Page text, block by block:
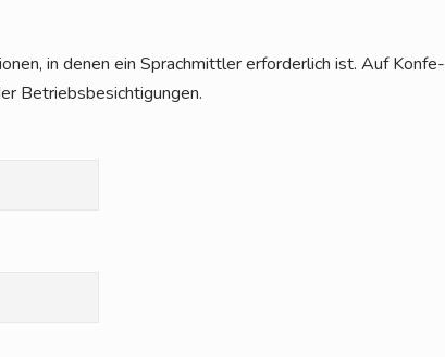
in denen ein Sprach­mitt­ler erfor­der­lich ist. Auf Kon­fe­
Betriebsbesichtigungen.